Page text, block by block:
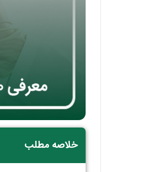
خلاصه مطلب